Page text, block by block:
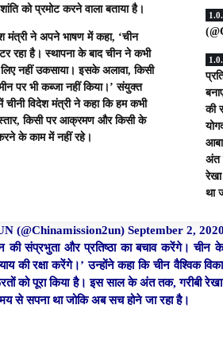
को प्रमोट करने वाला बताया है।
मंत्री ने अपने भाषण में कहा, ‘चीन
रहा है। स्थापना के बाद चीन ने कभी
नहीं उकसाया। इसके अलावा, किसी
पर भी कब्जा नहीं किया।’ संयुक्त
चीनी विदेश मंत्री ने कहा कि हम कभी
किसी पर आक्रमण और किसी के
के काम में नहीं रहे।
की
अंत
था
(@Chinamission2un) September 2, 2020
की संप्रभुता और प्रतिष्ठा का बचाव करेंगे।
की रक्षा करेंगे।’ उन्होंने कहा कि चीन वैश्विक
को पूरा किया है। इस साल के अंत तक, गरीबी
से सपना था जोकि अब सच होने जा रहा है।